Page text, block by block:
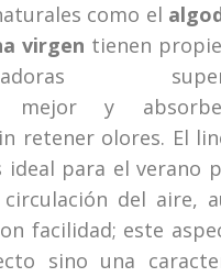
como el
virgen tienen
mejor y
retener olores. El
ideal para el verano
del aire,
facilidad; este
sino una